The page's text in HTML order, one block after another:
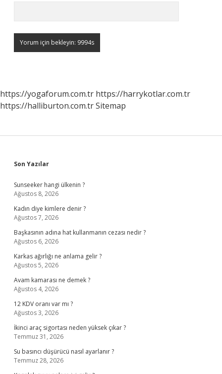
https://yogaforum.com.tr https://harrykotlar.com.tr
https://halliburton.com.trSitemap
Sidebar
Son Yazılar
Sunseeker hangi ülkenin ?
Ağustos 8, 2026
Kadın diye kimlere denir ?
Ağustos 7, 2026
Başkasının adına hat kullanmanın cezası nedir ?
Ağustos 6, 2026
Karkas ağırlığı ne anlama gelir ?
Ağustos 5, 2026
Avam kamarası ne demek ?
Ağustos 4, 2026
12 KDV oranı var mı ?
Ağustos 3, 2026
İkinci araç sigortası neden yüksek çıkar ?
Temmuz 31, 2026
Su basıncı düşürücü nasıl ayarlanır ?
Temmuz 28, 2026